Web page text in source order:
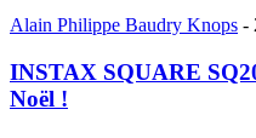
Alain Philippe Baudry Knops -
INSTAX SQUARE
Noël !